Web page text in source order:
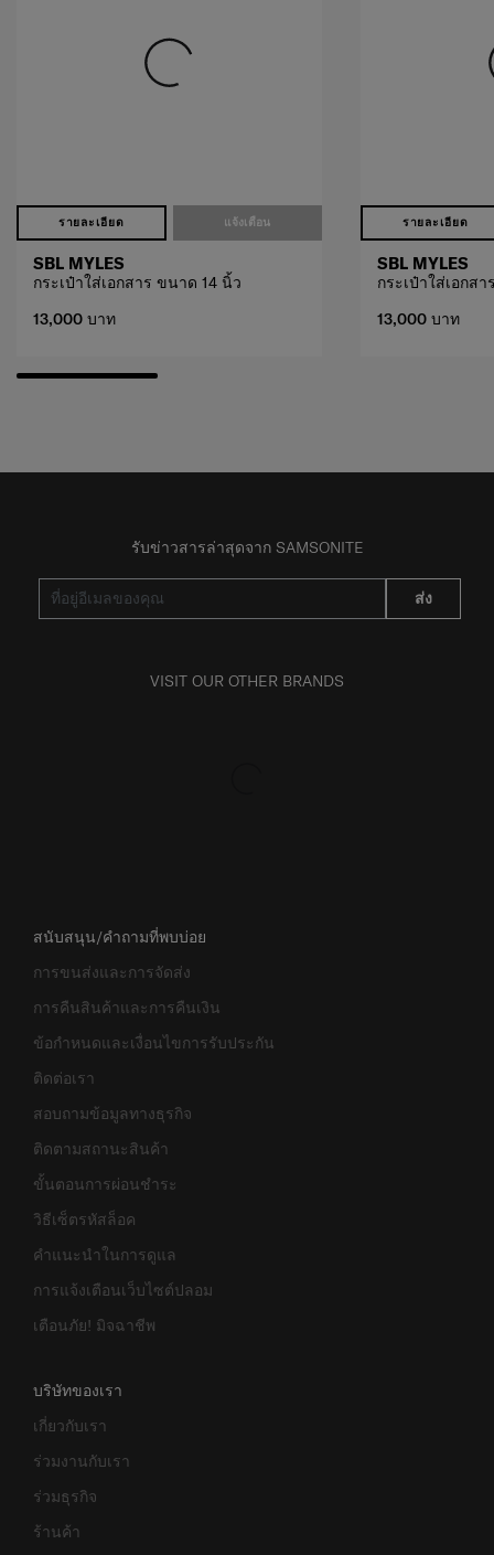
รายละเอียด แจ้งเตือน
SBL MYLES
กระเป๋าใส่เอกสาร ขนาด 14 นิ้ว
13,000 บาท
รายละเอียด
SBL MYLES
กระเป๋าใส่เอกส
13,000 บาท
รับข่าวสารล่าสุดจาก SAMSONITE
ส่ง
VISIT OUR OTHER BRANDS
สนับสนุน/คำถามที่พบบ่อย
การขนส่งและการจัดส่ง
การคืนสินค้าและการคืนเงิน
ข้อกำหนดและเงื่อนไขการรับประกัน
ติดต่อเรา
สอบถามข้อมูลทางธุรกิจ
ติดตามสถานะสินค้า
ขั้นตอนการผ่อนชำระ
วิธีเซ็ตรหัสล็อค
คำแนะนำในการดูแล
การแจ้งเตือนเว็บไซต์ปลอม
เตือนภัย! มิจฉาชีพ
บริษัทของเรา
เกี่ยวกับเรา
ร่วมงานกับเรา
ร่วมธุรกิจ
ร้านค้า